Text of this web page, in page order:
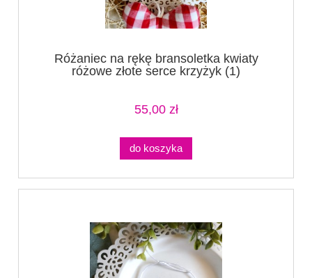
Różaniec na rękę bransoletka kwiaty
różowe złote serce krzyżyk (1)
55,00 zł
do koszyka